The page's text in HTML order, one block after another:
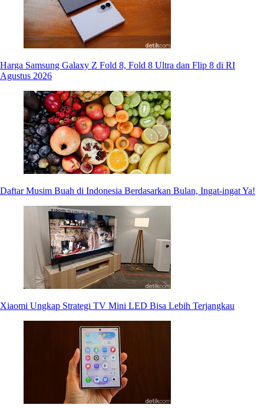
Harga Samsung Galaxy Z Fold 8, Fold 8 Ultra dan Flip 8 di RI
Agustus 2026
Daftar Musim Buah di Indonesia Berdasarkan Bulan, Ingat-ingat Ya!
Xiaomi Ungkap Strategi TV Mini LED Bisa Lebih Terjangkau